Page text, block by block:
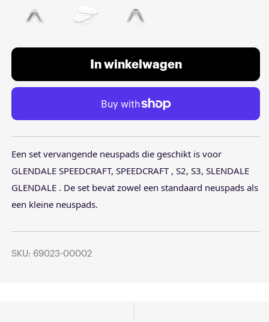
In winkelwagen
Een set vervangende neuspads die geschikt is voor
GLENDALE SPEEDCRAFT, SPEEDCRAFT , S2, S3, SLENDALE
GLENDALE . De set bevat zowel een standaard neuspads als
een kleine neuspads.
SKU: 69023-00002